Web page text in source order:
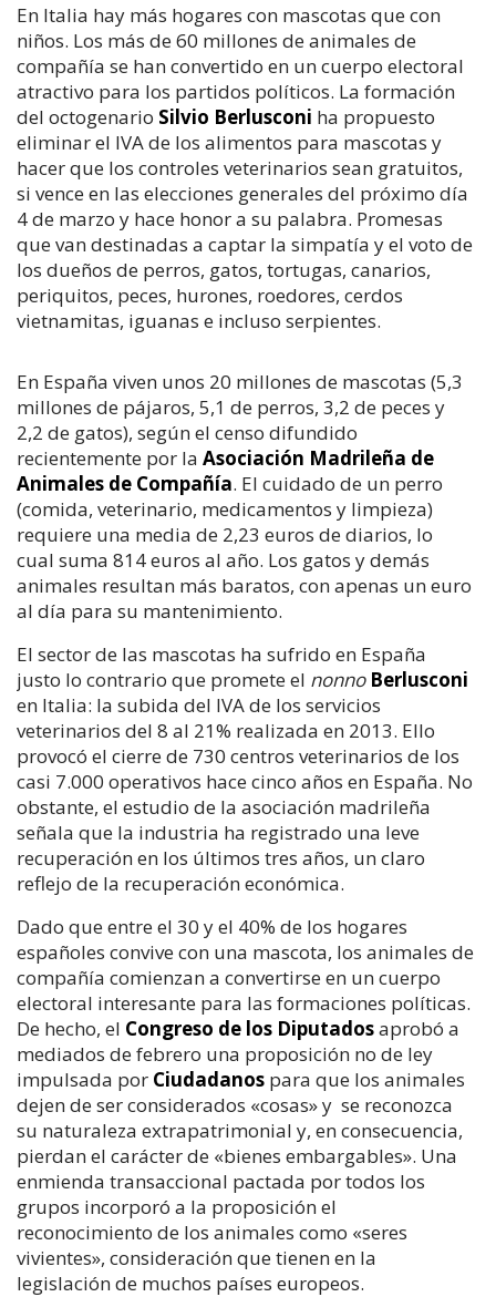
En Italia hay más hogares con mascotas que con
niños. Los más de 60 millones de animales de
compañía se han convertido en un cuerpo electoral
atractivo para los partidos políticos. La formación
del octogenario Silvio Berlusconi ha propuesto
eliminar el IVA de los alimentos para mascotas y
hacer que los controles veterinarios sean gratuitos,
si vence en las elecciones generales del próximo día
4 de marzo y hace honor a su palabra. Promesas
que van destinadas a captar la simpatía y el voto de
los dueños de perros, gatos, tortugas, canarios,
periquitos, peces, hurones, roedores, cerdos
vietnamitas, iguanas e incluso serpientes.
En España viven unos 20 millones de mascotas (5,3
millones de pájaros, 5,1 de perros, 3,2 de peces y
2,2 de gatos), según el censo difundido
recientemente por la Asociación Madrileña de
Animales de Compañía. El cuidado de un perro
(comida, veterinario, medicamentos y limpieza)
requiere una media de 2,23 euros de diarios, lo
cual suma 814 euros al año. Los gatos y demás
animales resultan más baratos, con apenas un euro
al día para su mantenimiento.
El sector de las mascotas ha sufrido en España
justo lo contrario que promete el nonno Berlusconi
en Italia: la subida del IVA de los servicios
veterinarios del 8 al 21% realizada en 2013. Ello
provocó el cierre de 730 centros veterinarios de los
casi 7.000 operativos hace cinco años en España. No
obstante, el estudio de la asociación madrileña
señala que la industria ha registrado una leve
recuperación en los últimos tres años, un claro
reflejo de la recuperación económica.
Dado que entre el 30 y el 40% de los hogares
españoles convive con una mascota, los animales de
compañía comienzan a convertirse en un cuerpo
electoral interesante para las formaciones políticas.
De hecho, el Congreso de los Diputadosaprobó a
mediados de febrero una proposición no de ley
impulsada por Ciudadanos para que los animales
dejen de ser considerados «cosas» y se reconozca
su naturaleza extrapatrimonial y, en consecuencia,
pierdan el carácter de «bienes embargables». Una
enmienda transaccional pactada por todos los
grupos incorporó a la proposición el
reconocimiento de los animales como «seres
vivientes», consideración que tienen en la
legislación de muchos países europeos.